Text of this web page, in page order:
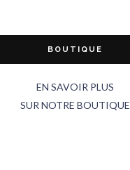
BOUTIQUE
EN SAVOIR PLUS
SUR NOTRE BOUTIQUE